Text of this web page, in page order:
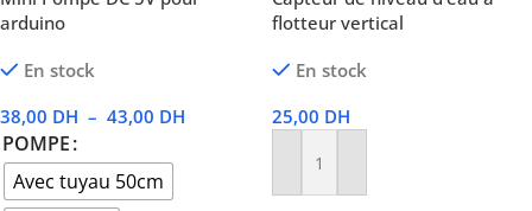
arduino
En stock
38,00 DH – 43,00 DH
POMPE
Avec tuyau 50cm
flotteur vertical
En stock
25,00 DH
Ajouter Au Panier